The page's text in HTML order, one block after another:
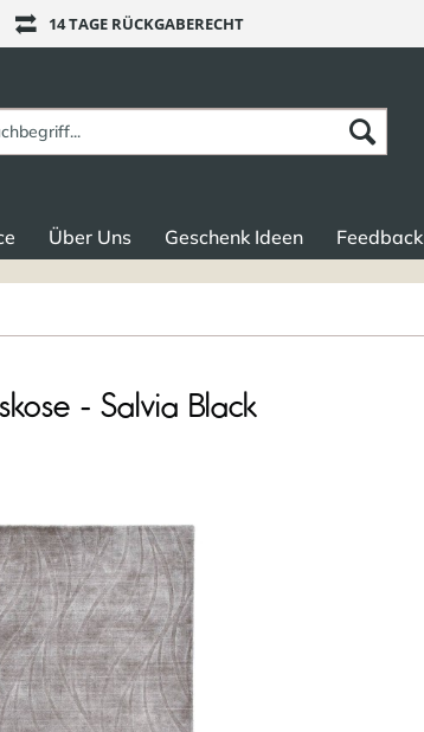
14 TAGE RÜCKGABERECHT
Über Uns Geschenk Ideen Feedback
- Salvia Black